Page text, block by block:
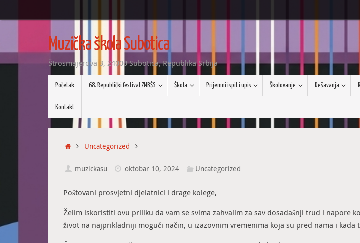
Skip
Muzička škola Subotica
Štrosmajerova 3, 24000 Subotica, Republika Srbija
Početak 68. Republički festival ZMBŠS Škola Prijemni ispit i upis Školovanje Dešavanja
Kontakt
HomeUncategorized
muzickasu oktobar 10, 2024 Uncategorized
Poštovani prosvjetni djelatnici i drage kolege,
Želim iskoristiti ovu priliku da vam se svima zahvalim za sav dosadašnji trud i napore
život na najprikladniji mogući način, u izazovnim vremenima koja su pred nama i